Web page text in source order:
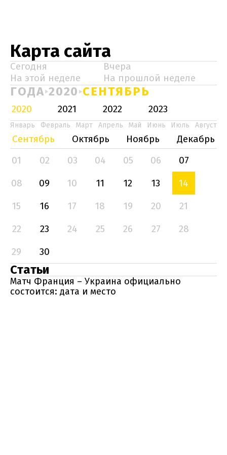
Карта сайта
Сегодня
Вчера
На этой неделе
На прошлой неделе
ГОДА 2020 СЕНТЯБРЬ
2020 2021 2022 2023
Январь Февраль Март Апрель Май Июнь Июль Август
Сентябрь Октябрь Ноябрь
Декабрь
01
02 03 04 05 06
07
08
09 10 11 12 13
14
15
16 17 18 19 20
21
22
23 24 25 26 27
28
29
30
Статьи
Матч Франция – Украина официально
состоится: дата и место